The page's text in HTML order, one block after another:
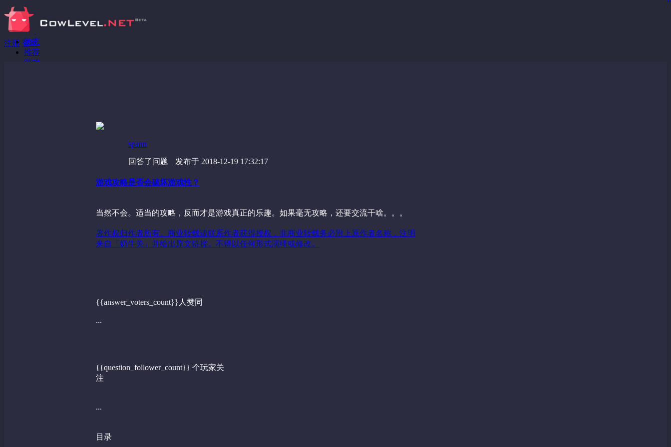
注册 登录
动态
推荐
游戏
spann
回答了问题 发布于 2018-12-19 17:32:17
游戏攻略是否会破坏游戏性？
当然不会。适当的攻略，反而才是游戏真正的乐趣。如果毫无攻略，还要交流干啥。。。
著作权归作者所有。商业转载请联系作者获得授权，非商业转载务必附上原作者名称，注明
来自「奶牛关」并给出原文链接。不得以任何形式演绎或修改。
{{answer_voters_count}}人赞同
...
{{question_follower_count}} 个玩家关
注
...
目录